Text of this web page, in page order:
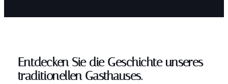
Entdecken Sie die Geschichte unseres
traditionellen Gasthauses.